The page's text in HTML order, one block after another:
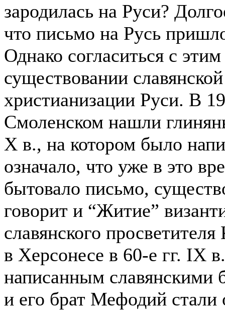
зародилась на Руси?
что письмо на Русь
Однако согласиться с
существовании
христианизации Руси. В
Смоленском нашли
Х в., на котором было
означало, что уже в это
бытовало письмо,
говорит и “Житие”
славянского
в Херсонесе в 60-е гг. IX
написанным
и его брат Мефодий стали